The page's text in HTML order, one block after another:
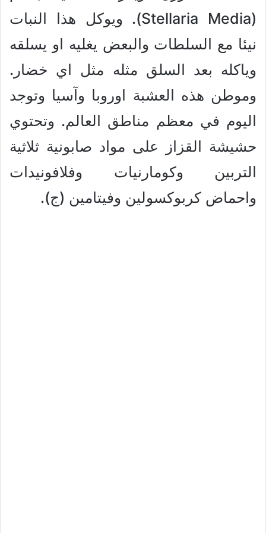
(Stellaria Media). ويوكل هذا النبات
نيئا مع السلطات والبعض يغليه او يسلقه
وياكله بعد السلق مثله مثل اي خضار.
وموطن هذه العشبة اوروبا وآسيا وتوجد
اليوم في معظم مناطق العالم. وتحتوي
حشيشة القزاز على مواد صابونية ثلاثية
التربين وكومارنيات وفلافونيدات
واحماض كربوكسولين وفيتامين (ج).